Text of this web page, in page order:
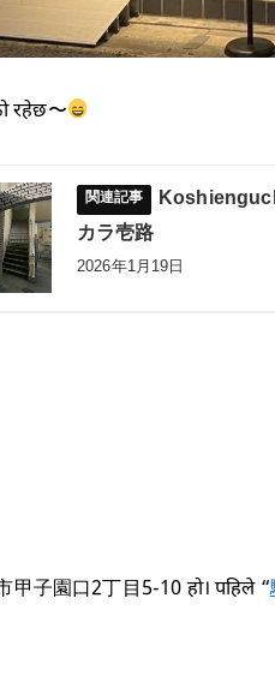
रहेछ〜
カラ壱路
2026年1月19日
甲子園口2丁目5-10 हो। पहिले “